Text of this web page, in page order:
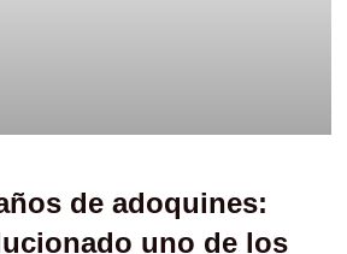
de adoquines:
uno de los